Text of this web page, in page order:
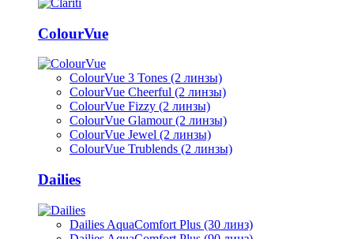
ColourVue
ColourVue 3 Tones (2 линзы)
ColourVue Cheerful (2 линзы)
ColourVue Fizzy (2 линзы)
ColourVue Glamour (2 линзы)
ColourVue Jewel (2 линзы)
ColourVue Trublends (2 линзы)
Dailies
Dailies AquaComfort Plus (30 линз)